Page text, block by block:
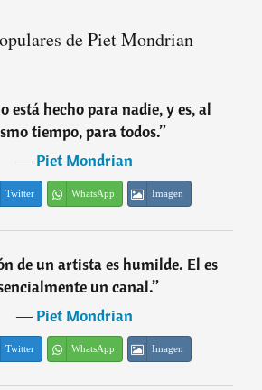
de Piet Mondrian
está hecho para nadie, y es, al
tiempo, para todos.”
―Piet Mondrian
Twitter WhatsApp Imagen
de un artista es humilde. El es
un canal.”
―Piet Mondrian
Twitter WhatsApp Imagen